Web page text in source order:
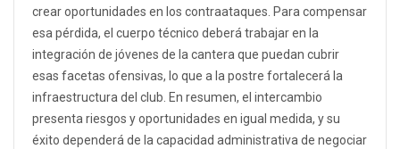
crear oportunidades en los contraataques. Para compensar
esa pérdida, el cuerpo técnico deberá trabajar en la
integración de jóvenes de la cantera que puedan cubrir
esas facetas ofensivas, lo que a la postre fortalecerá la
infraestructura del club. En resumen, el intercambio
presenta riesgos y oportunidades en igual medida, y su
éxito dependerá de la capacidad administrativa de negociar